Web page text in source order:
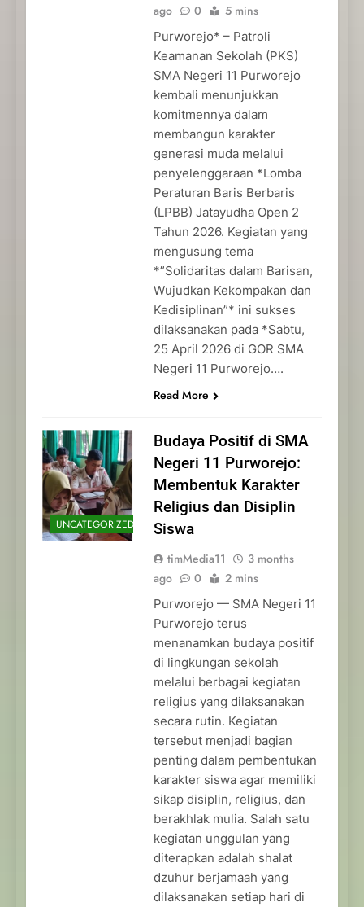
ago 0 5 mins
Purworejo* – Patroli
Keamanan Sekolah (PKS)
SMA Negeri 11 Purworejo
kembali menunjukkan
komitmennya dalam
membangun karakter
generasi muda melalui
penyelenggaraan *Lomba
Peraturan Baris Berbaris
(LPBB) Jatayudha Open 2
Tahun 2026. Kegiatan yang
mengusung tema
*”Solidaritas dalam Barisan,
Wujudkan Kekompakan dan
Kedisiplinan”* ini sukses
dilaksanakan pada *Sabtu,
25 April 2026 di GOR SMA
Negeri 11 Purworejo….
Read More
UNCATEGORIZED
Budaya Positif di SMA
Negeri 11 Purworejo:
Membentuk Karakter
Religius dan Disiplin
Siswa
timMedia11
3 months
ago
0 2 mins
Purworejo — SMA Negeri 11
Purworejo terus
menanamkan budaya positif
di lingkungan sekolah
melalui berbagai kegiatan
religius yang dilaksanakan
secara rutin. Kegiatan
tersebut menjadi bagian
penting dalam pembentukan
karakter siswa agar memiliki
sikap disiplin, religius, dan
berakhlak mulia. Salah satu
kegiatan unggulan yang
diterapkan adalah shalat
dzuhur berjamaah yang
dilaksanakan setiap hari di